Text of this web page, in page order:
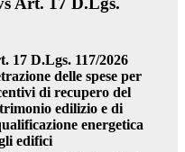
17 D.Lgs. 117/2026
delle spese per
di recupero del
edilizio e di
energetica
edifici